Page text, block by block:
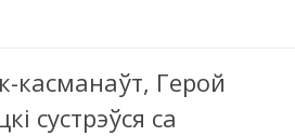
касманаўт, Герой
сустрэўся са